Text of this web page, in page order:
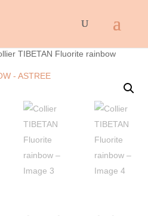
TIBETAN Fluorite rainbow